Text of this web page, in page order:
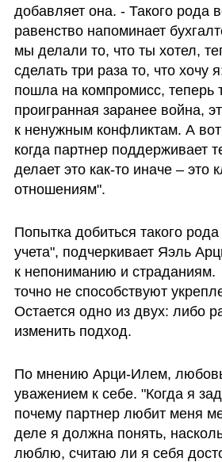
добавляет она. - Такого рода
равенство напоминает
мы делали то, что ты хотел,
сделать три раза то, что хочу
пошла на компромисс, теперь
проигранная заранее война,
к ненужным конфликтам. А вот
когда партнер поддерживает
делает это как-то иначе –
отношениям".
Попытка добиться такого рода
учета", подчеркивает Яэль
к непониманию и страданиям.
точно не способствуют
Остается одно из двух: либо
изменить подход.
По мнению Арци-Илем, любовь
уважением к себе. "Когда я
почему партнер любит меня
деле я должна понять,
люблю, считаю ли я себя